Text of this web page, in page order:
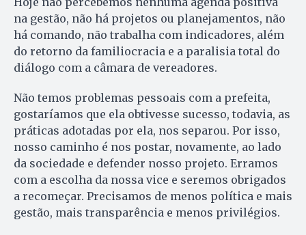
na gestão, não há projetos ou planejamentos, não
há comando, não trabalha com indicadores, além
do retorno da familiocracia e a paralisia total do
diálogo com a câmara de vereadores.
Não temos problemas pessoais com a prefeita,
gostaríamos que ela obtivesse sucesso, todavia, as
práticas adotadas por ela, nos separou. Por isso,
nosso caminho é nos postar, novamente, ao lado
da sociedade e defender nosso projeto. Erramos
com a escolha da nossa vice e seremos obrigados
a recomeçar. Precisamos de menos política e mais
gestão, mais transparência e menos privilégios.